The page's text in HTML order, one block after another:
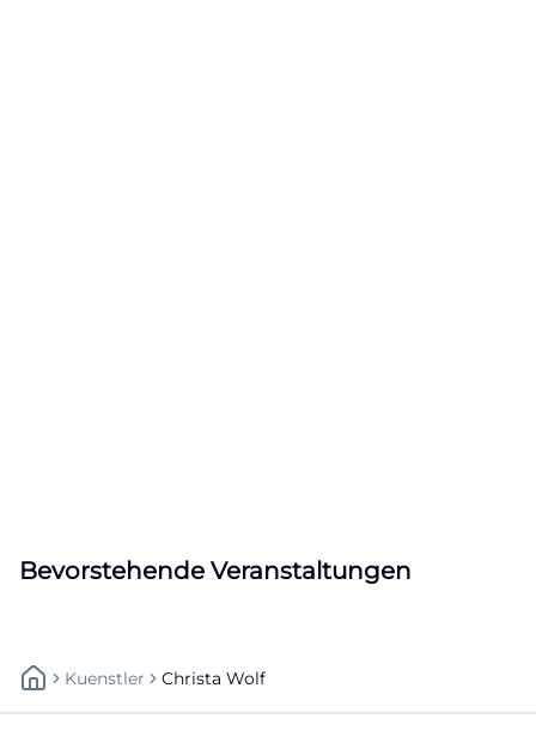
Bevorstehende Veranstaltungen
Kuenstler Christa Wolf